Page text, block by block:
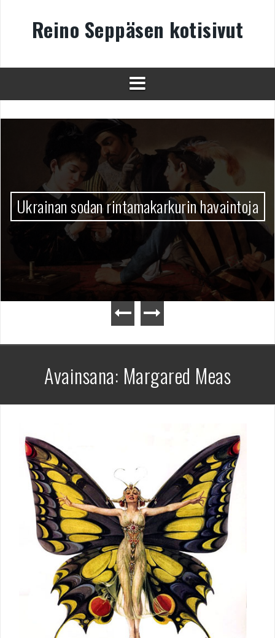
Reino Seppäsen kotisivut
Ukrainan sodan rintamakarkurin havaintoja
Avainsana: Margared Meas